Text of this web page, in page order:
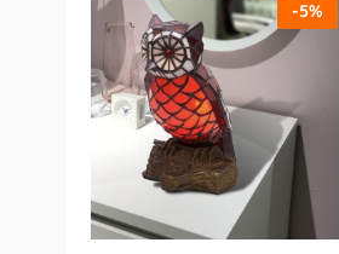
-5%